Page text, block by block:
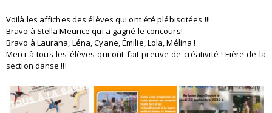
Voilà les affiches des élèves qui ont été plébiscitées !!!
Bravo à Stella Meurice qui a gagné le concours!
Bravo à Laurana, Léna, Cyane, Émilie, Lola, Mélina !
Merci à tous les élèves qui ont fait preuve de créativité ! Fière de la
section danse !!!